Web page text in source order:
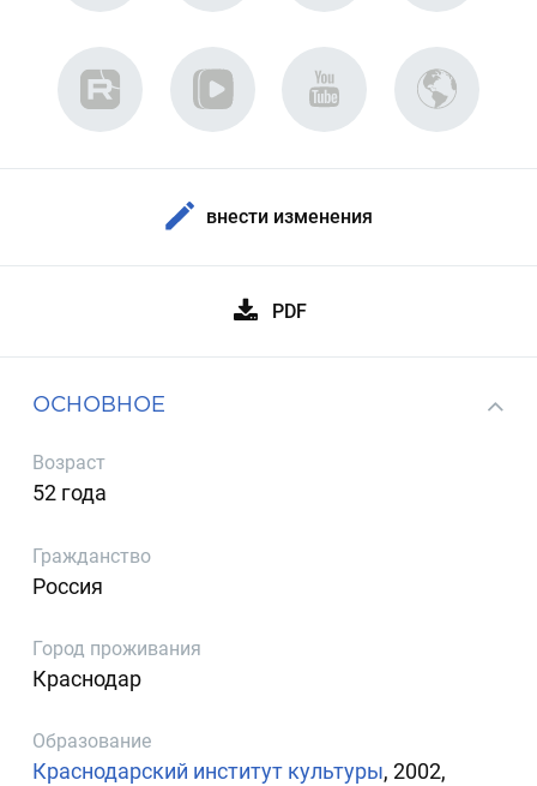
внести изменения
PDF
ОСНОВНОЕ
Возраст
52 года
Гражданство
Россия
Город проживания
Краснодар
Образование
Краснодарский институт культуры, 2002,